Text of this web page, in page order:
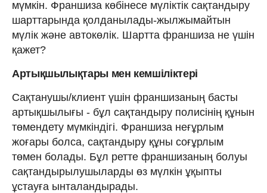
мүмкін. Франшиза көбінесе мүліктік сақтандыру
шарттарында қолданылады-жылжымайтын
мүлік және автокөлік. Шартта франшиза не үшін
қажет?
Артықшылықтары мен кемшіліктері
Сақтанушы/клиент үшін франшизаның басты
артықшылығы - бұл сақтандыру полисінің құнын
төмендету мүмкіндігі. Франшиза неғұрлым
жоғары болса, сақтандыру құны соғұрлым
төмен болады. Бұл ретте франшизаның болуы
сақтандырылушыларды өз мүлкін ұқыпты
ұстауға ынталандырады.